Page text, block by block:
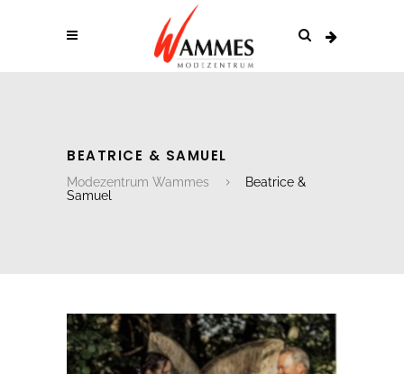
BEATRICE & SAMUEL
Modezentrum Wammes
Beatrice &
Samuel